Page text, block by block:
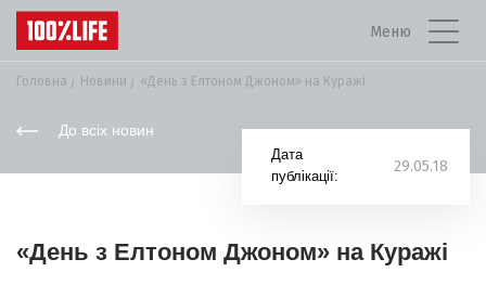
Меню
Головна Новини «День з Елтоном Джоном» на Куражі
До всіх новин
Дата
публікації:
29.05.18
«День з Елтоном Джоном» на Куражі